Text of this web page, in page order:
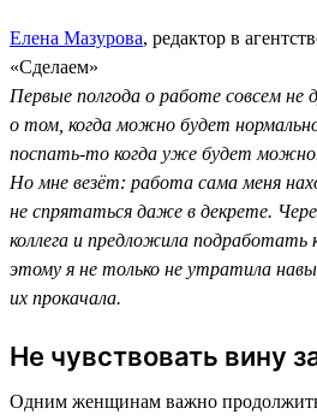
Елена Мазурова, редактор в
«Сделаем»
Первые полгода о работе совсем не
о том, когда можно будет
поспать-то когда уже будет
Но мне везёт: работа сама меня
не спрятаться даже в декрете.
коллега и предложила подработать
этому я не только не утратила
их прокачала.
Не чувствовать вину
Одним женщинам важно продолжить